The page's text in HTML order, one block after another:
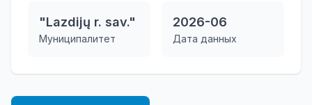
"Lazdijų r. sav."
Муниципалитет
2026-06
Дата данных